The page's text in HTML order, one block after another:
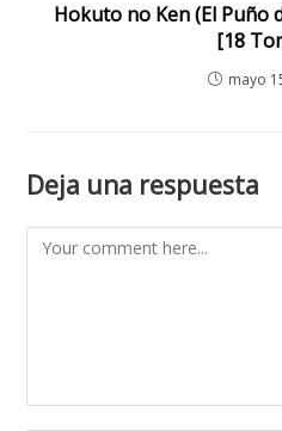
Hokuto no Ken (El Puño
[18
mayo
Deja una respuesta
Comment